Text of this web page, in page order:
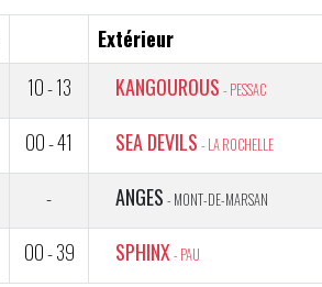
Extérieur
10 - 13 KANGOUROUS - PESSAC
00 - 41 SEA DEVILS - LA ROCHELLE
- ANGES - MONT-DE-MARSAN
00 - 39 SPHINX - PAU